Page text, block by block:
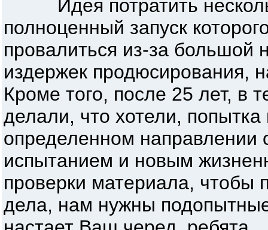
Идея потратить
полноценный запуск
провалиться из-за большой
издержек продюсирования,
Кроме того, после 25 лет, в
делали, что хотели,
определенном направлении
испытанием и новым
проверки материала, чтобы
дела, нам нужны